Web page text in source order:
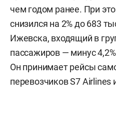
чем годом ранее. При
снизился на 2% до 683
Ижевска, входящий в
пассажиров — минус
Он принимает рейсы
перевозчиков S7 Airlines